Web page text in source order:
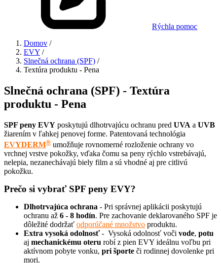
Rýchla pomoc
Domov /
EVY /
Slnečná ochrana (SPF) /
Textúra produktu - Pena
Slnečná ochrana (SPF) - Textúra
produktu - Pena
SPF peny EVY poskytujú dlhotrvajúcu ochranu pred UVA a UVB
žiarením v ľahkej penovej forme. Patentovaná technológia
EVYDERM® umožňuje rovnomerné rozloženie ochrany vo
vrchnej vrstve pokožky, vďaka čomu sa peny rýchlo vstrebávajú,
nelepia, nezanechávajú biely film a sú vhodné aj pre citlivú
pokožku.
Prečo si vybrať SPF peny EVY?
Dlhotrvajúca ochrana - Pri správnej aplikácii poskytujú
ochranu až 6 - 8 hodín. Pre zachovanie deklarovaného SPF je
dôležité dodržať odporúčané množstvo produktu.
Extra vysoká odolnosť- Vysoká odolnosť voči vode, potu
aj mechanickému oteru robí z pien EVY ideálnu voľbu pri
aktívnom pobyte vonku, pri športe či rodinnej dovolenke pri
mori.